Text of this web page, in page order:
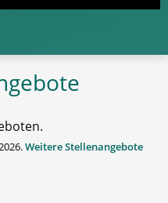
Weitere Stellenangebote